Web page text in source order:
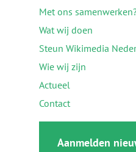
Met ons
Wat wij doen
Steun Wikimedia
Wie wij zijn
Actueel
Contact
Aanmelden